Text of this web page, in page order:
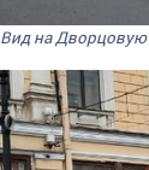
Вид на Дворцовую